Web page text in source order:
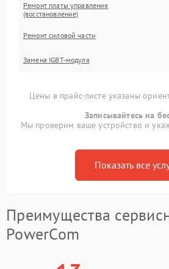
Ремонт платы управления
(восстановление)
Ремонт силовой части
Замена IGBT-модуля
Цены в прайс-листе указаны
Записывайтесь на
Мы проверим ваше устройство и
Показать все
Преимущества
PowerCom